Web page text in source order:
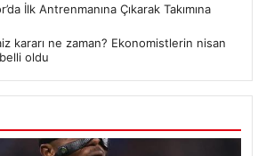
İlk Antrenmanına Çıkarak Takımına
kararı ne zaman? Ekonomistlerin nisan
oldu